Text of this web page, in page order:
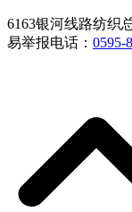
6163银河线路纺织
易举报电话： 0595-